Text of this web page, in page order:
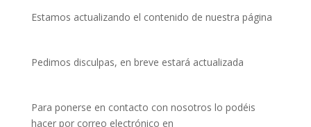
Estamos actualizando el contenido de nuestra página
Pedimos disculpas, en breve estará actualizada
Para ponerse en contacto con nosotros lo podéis
hacer por correo electrónico en